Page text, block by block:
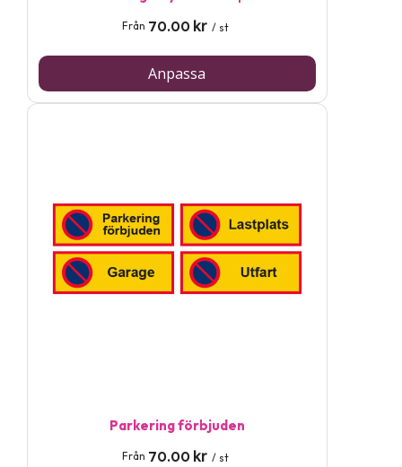
Från 70.00 kr / st
Anpassa
Parkering förbjuden
Från 70.00 kr / st